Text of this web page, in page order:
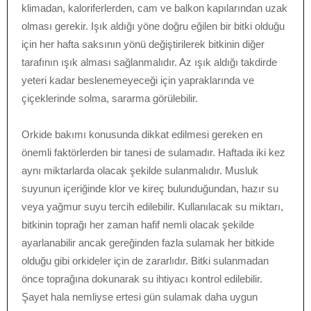
klimadan, kaloriferlerden, cam ve balkon kapılarından uzak
olması gerekir. Işık aldığı yöne doğru eğilen bir bitki olduğu
için her hafta saksının yönü değiştirilerek bitkinin diğer
tarafının ışık alması sağlanmalıdır. Az ışık aldığı takdirde
yeteri kadar beslenemeyeceği için yapraklarında ve
çiçeklerinde solma, sararma görülebilir.
Orkide bakımı konusunda dikkat edilmesi gereken en
önemli faktörlerden bir tanesi de sulamadır. Haftada iki kez
aynı miktarlarda olacak şekilde sulanmalıdır. Musluk
suyunun içeriğinde klor ve kireç bulunduğundan, hazır su
veya yağmur suyu tercih edilebilir. Kullanılacak su miktarı,
bitkinin toprağı her zaman hafif nemli olacak şekilde
ayarlanabilir ancak gereğinden fazla sulamak her bitkide
olduğu gibi orkideler için de zararlıdır. Bitki sulanmadan
önce toprağına dokunarak su ihtiyacı kontrol edilebilir.
Şayet hala nemliyse ertesi gün sulamak daha uygun